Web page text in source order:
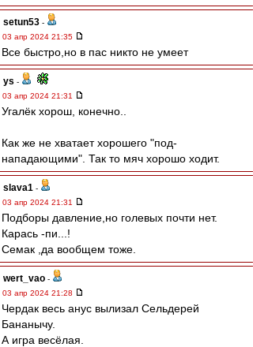
setun53 -
03 апр 2024 21:35
Все быстро,но в пас никто не умеет
ys -
03 апр 2024 21:31
Угалёк хорош, конечно..
Как же не хватает хорошего "под-
нападающими". Так то мяч хорошо ходит.
slava1 -
03 апр 2024 21:31
Подборы давление,но голевых почти нет.
Карась -пи...!
Семак ,да вообщем тоже.
wert_vao -
03 апр 2024 21:28
Чердак весь анус вылизал Сельдерей
Бананычу.
А игра весёлая.